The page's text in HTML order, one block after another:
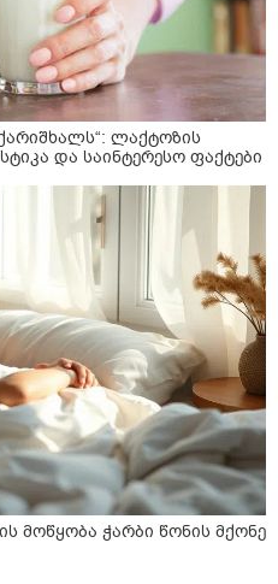
ლაქტოზის
და საინტერესო ფაქტები
მოწყობა ჭარბი წონის მქონე